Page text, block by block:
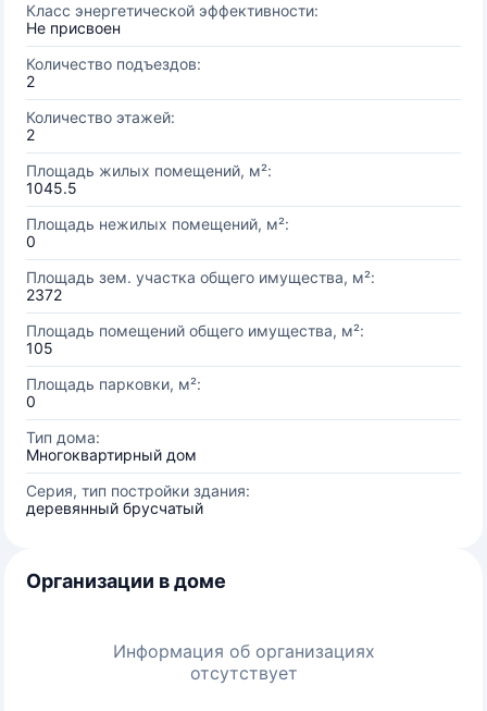
Класс энергетической эффективности:
Не присвоен
Количество подъездов:
2
Количество этажей:
2
Площадь жилых помещений, м²:
1045.5
Площадь нежилых помещений, м²:
0
Площадь зем. участка общего имущества, м²:
2372
Площадь помещений общего имущества, м²:
105
Площадь парковки, м²:
0
Тип дома:
Многоквартирный дом
Серия, тип постройки здания:
деревянный брусчатый
Организации в доме
Информация об организациях
отсутствует